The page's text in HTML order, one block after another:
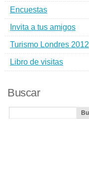
Encuestas
Invita a tus amigos
Turismo Londres 2012
Libro de visitas
Buscar